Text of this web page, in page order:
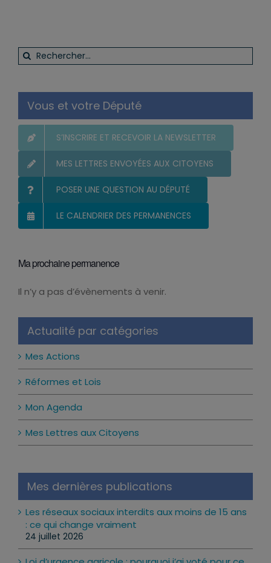
Rechercher:
Vous et votre Député
Ma prochaine permanence
Il n’y a pas d’évènements à venir.
Actualité par catégories
Mon Agenda
Mes Lettres aux Citoyens
Mes dernières publications
Les réseaux sociaux interdits aux moins de 15 ans
: ce qui change vraiment
24 juillet 2026